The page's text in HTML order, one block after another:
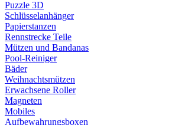
Puzzle 3D
Schlüsselanhänger
Papierstanzen
Rennstrecke Teile
Mützen und Bandanas
Pool-Reiniger
Bäder
Weihnachtsmützen
Erwachsene Roller
Magneten
Mobiles
Aufbewahrungsboxen